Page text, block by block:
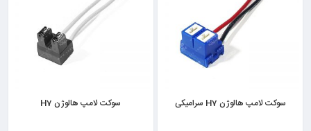
سوکت لامپ هالوژن H7 سرامیکی سوکت لامپ هالوژن H7